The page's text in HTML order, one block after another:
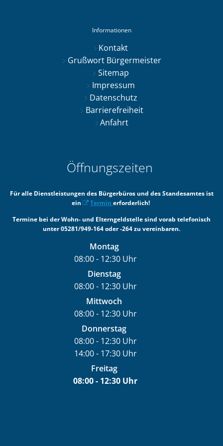
Informationen
Kontakt
Grußwort Bürgermeister
Sitemap
Impressum
Datenschutz
Barrierefreiheit
Anfahrt
Öffnungszeiten
Für alle Dienstleistungen des Bürgerbüros und des Standesamtes ist
ein
Termin erforderlich!
Termine bei der Wohn- und Elterngeldstelle sind vorab telefonisch
unter 05281/949-164 oder -264 zu vereinbaren.
Montag
08:00- 12:30Uhr
Von 08:00 bis 12:30 Uhr
Dienstag
08:00- 12:30Uhr
Von 08:00 bis 12:30 Uhr
Mittwoch
08:00- 12:30Uhr
Von 08:00 bis 12:30 Uhr
Donnerstag
08:00- 12:30Uhr
Von 08:00 bis 12:30 Uhr
14:00- 17:30Uhr
Von 14:00 bis 17:30 Uhr
Freitag
08:00- 12:30 Uhr